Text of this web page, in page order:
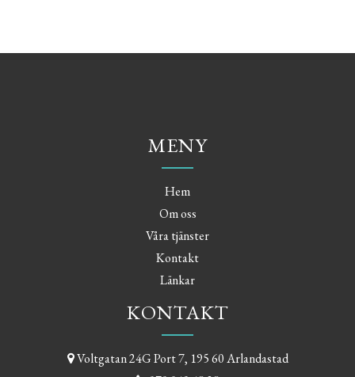
MENY
Hem
Om oss
Våra tjänster
Kontakt
Länkar
KONTAKT
Voltgatan 24G Port 7, 195 60 Arlandastad